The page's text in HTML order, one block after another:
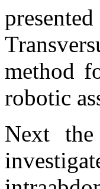
method
robotic
Next